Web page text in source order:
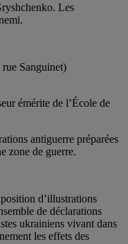
Les
Sanguinet)
émérite de l’École de
antiguerre préparées
zone de guerre.
d’illustrations
de déclarations
ukrainiens vivant dans
les effets des